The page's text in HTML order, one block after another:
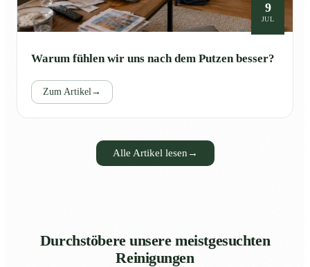
9
JUL
Warum fühlen wir uns nach dem Putzen besser?
Zum Artikel →
Alle Artikel lesen →
Durchstöbere unsere meistgesuchten
Reinigungen